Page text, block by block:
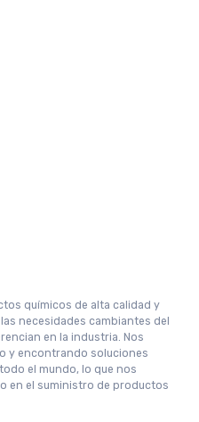
químicos de alta calidad y
necesidades cambiantes del
en la industria. Nos
y encontrando soluciones
el mundo, lo que nos
en el suministro de productos